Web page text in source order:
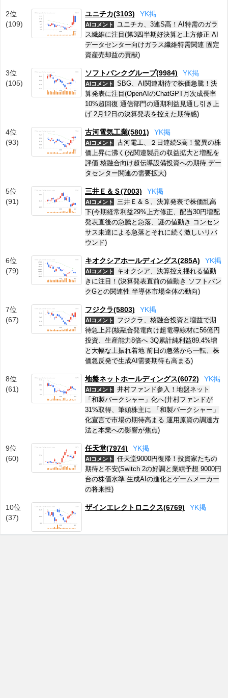
2位
(109)
ユニチカ(3103) YK掲
AIコメント
ユニチカ、3連S高！AI特需のガラ
ス繊維に注目(第3四半期好決算と上方修正 AI
データセンター向けガラス繊維特需関連 固定
資産売却益の貢献)
3位
(105)
ソフトバンクグループ(9984) YK掲
AIコメント
SBG、AI関連期待で株価急騰！決
算発表に注目(OpenAIのChatGPT月次成長率
10%超回復 通信部門の通期利益見通し引き上
げ 2月12日の決算発表を控えた期待感)
4位
(93)
古河電気工業(5801) YK掲
AIコメント
古河電工、２日連続S高！驚異の株
価上昇に沸く(光関連製品の収益拡大と増配を
評価 核融合向け超伝導設備投資への期待 デー
タセンター関連の需要拡大)
5位
(91)
三井Ｅ＆Ｓ(7003) YK掲
AIコメント
三井Ｅ＆Ｓ、決算発表で株価乱高
下(今期経常利益29%上方修正、配当30円増配
発表直後の急騰と急落、謎の値動き コンセン
サス未達による急落とそれに続く激しいリバ
ウンド)
6位
(79)
キオクシアホールディングス(285A) YK掲
AIコメント
キオクシア、決算控え揺れる値動
きに注目！(決算発表直前の値動き ソフトバン
クGとの関連性 半導体市場全体の動向)
7位
(67)
フジクラ(5803) YK掲
AIコメント
フジクラ、核融合投資と増益で期
待急上昇(核融合発電向け超電導線材に56億円
投資、生産能力8倍へ 3Q累計純利益89.4%増
と大幅な上振れ着地 前日の急落から一転、株
価急反発で生成AI需要期待も高まる)
8位
(61)
地盤ネットホールディングス(6072) YK掲
AIコメント
井村ファンド参入！地盤ネット
「和製バークシャー」化へ(井村ファンドが
31%取得、筆頭株主に 「和製バークシャー」
化宣言で市場の期待高まる 運用原資の調達方
法と本業への影響が焦点)
9位
(60)
任天堂(7974) YK掲
AIコメント
任天堂9000円復帰！投資家たちの
期待と不安(Switch 2の好調と業績予想 9000円
台の株価水準 生成AIの進化とゲームメーカー
の将来性)
10位
(37)
ザインエレクトロニクス(6769) YK掲